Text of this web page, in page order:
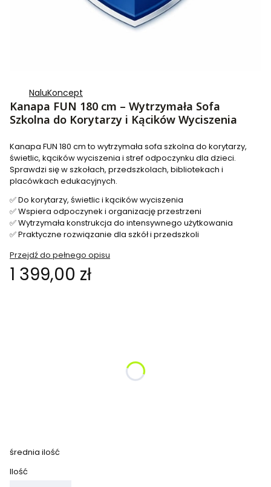
NaluKoncept
Kanapa FUN 180 cm – Wytrzymała Sofa
Szkolna do Korytarzy i Kącików Wyciszenia
Kanapa FUN 180 cm to wytrzymała sofa szkolna do korytarzy,
świetlic, kącików wyciszenia i stref odpoczynku dla dzieci.
Sprawdzi się w szkołach, przedszkolach, bibliotekach i
placówkach edukacyjnych.
✅ Do korytarzy, świetlic i kącików wyciszenia
✅ Wspiera odpoczynek i organizację przestrzeni
✅ Wytrzymała konstrukcja do intensywnego użytkowania
✅ Praktyczne rozwiązanie dla szkół i przedszkoli
Przejdź do pełnego opisu
Cena
1 399,00 zł
średnia ilość
Ilość